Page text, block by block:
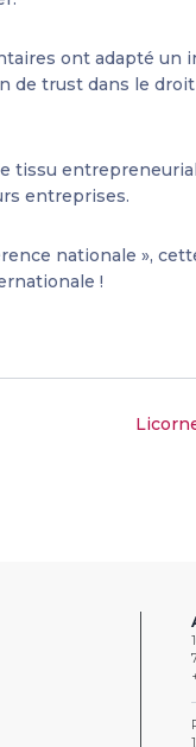
ont adapté un
de trust dans le
tissu
entreprises.
nationale »,
!